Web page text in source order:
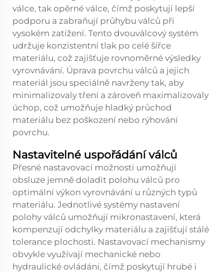
válce, tak opěrné válce, čímž poskytují lepší
podporu a zabraňují průhybu válců při
vysokém zatížení. Tento dvouválcový systém
udržuje konzistentní tlak po celé šířce
materiálu, což zajišťuje rovnoměrné výsledky
vyrovnávání. Úprava povrchu válců a jejich
materiál jsou speciálně navrženy tak, aby
minimalizovaly tření a zároveň maximalizovaly
úchop, což umožňuje hladký průchod
materiálu bez poškození nebo rýhování
povrchu.
Nastavitelné uspořádání válců
Přesné nastavovací možnosti umožňují
obsluze jemně doladit polohu válců pro
optimální výkon vyrovnávání u různých typů
materiálu. Jednotlivé systémy nastavení
polohy válců umožňují mikronastavení, která
kompenzují odchylky materiálu a zajišťují stálé
tolerance plochosti. Nastavovací mechanismy
obvykle využívají mechanické nebo
hydraulické ovládání, čímž poskytují hrubé i